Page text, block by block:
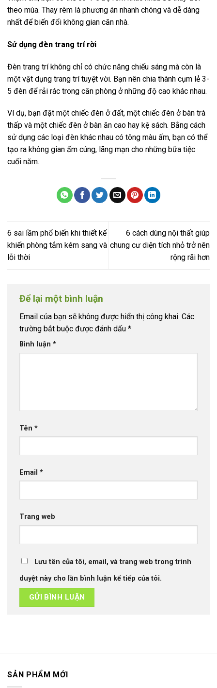
theo mùa. Thay rèm là phương án nhanh chóng và dễ dàng
nhất để biến đổi không gian căn nhà.
Sử dụng đèn trang trí rời
Đèn trang trí không chỉ có chức năng chiếu sáng mà còn là
một vật dụng trang trí tuyệt vời. Bạn nên chia thành cụm lẻ 3-
5 đèn để rải rác trong căn phòng ở những độ cao khác nhau.
Ví dụ, bạn đặt một chiếc đèn ở đất, một chiếc đèn ở bàn trà
thấp và một chiếc đèn ở bàn ăn cao hay kệ sách. Bằng cách
sử dụng các loại đèn khác nhau có tông màu ấm, bạn có thể
tạo ra không gian ấm cúng, lãng mạn cho những bữa tiệc
cuối năm.
6 sai lầm phổ biến khi thiết kế
khiến phòng tắm kém sang và
lỗi thời
6 cách dùng nội thất giúp
chung cư diện tích nhỏ trở nên
rộng rãi hơn
Để lại một bình luận
Email của bạn sẽ không được hiển thị công khai. Các
trường bắt buộc được đánh dấu *
Bình luận *
Tên *
Email *
Trang web
Lưu tên của tôi, email, và trang web trong trình
duyệt này cho lần bình luận kế tiếp của tôi.
SẢN PHẨM MỚI